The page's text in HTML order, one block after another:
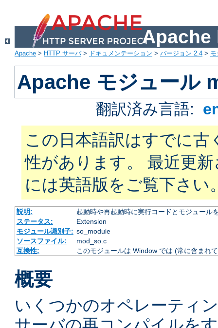
Apache
Apache > HTTP サーバ> ドキュメンテーション > バージョン 2.4 >
Apache モジュール
翻訳済み言語:
この日本語訳はすでに古
性があります。 最近更
には英語版をご覧下さい
説明:
起動時や再起動時に実行コードとモジュール
ステータス:
Extension
モジュール識別子: so_module
ソースファイル:
mod_so.c
互換性:
このモジュールは Window では (常に含まれ
概要
いくつかのオペレーティ